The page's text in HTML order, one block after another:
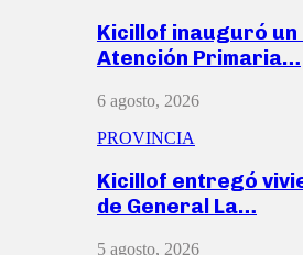
Kicillof inauguró un
Atención Primaria…
6 agosto, 2026
PROVINCIA
Kicillof entregó
de General La…
5 agosto, 2026